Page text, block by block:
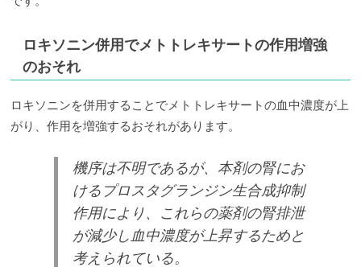
ロキソニン併用でメトトレキサートの作用増強
のおそれ
ロキソニンを併用することでメトトレキサートの血中濃度が上
がり、作用を増強するおそれがあります。
機序は不明であるが、本剤の腎にお
けるプロスタグランジン生合成抑制
作用により、これらの薬剤の腎排泄
が減少し血中濃度が上昇するためと
考えられている。